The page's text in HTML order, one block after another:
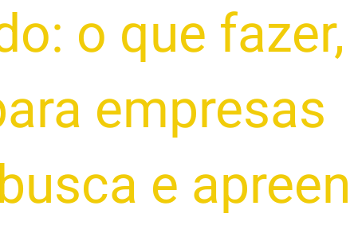
o que fazer,
empresas
e